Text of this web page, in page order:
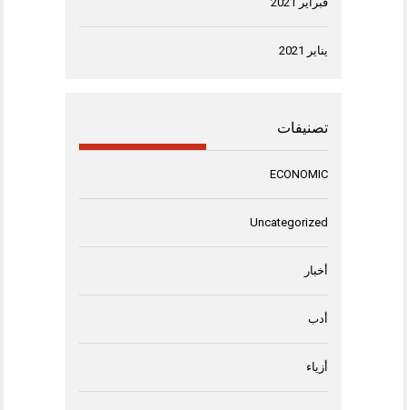
يناير 2021
تصنيفات
ECONOMIC
Uncategorized
أخبار
أدب
أزياء